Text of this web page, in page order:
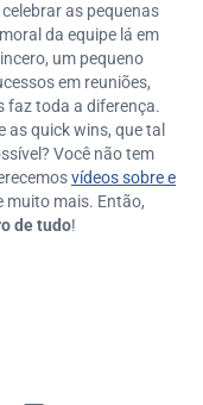
as pequenas
da equipe lá em
um pequeno
em reuniões,
faz toda a diferença.
as quick wins, que tal
Você não tem
vídeos sobre e
muito mais. Então,
de tudo!